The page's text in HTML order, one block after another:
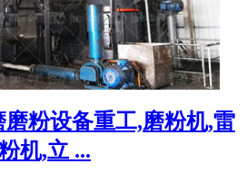
粉设备重工,磨粉机,雷
机,立 ...